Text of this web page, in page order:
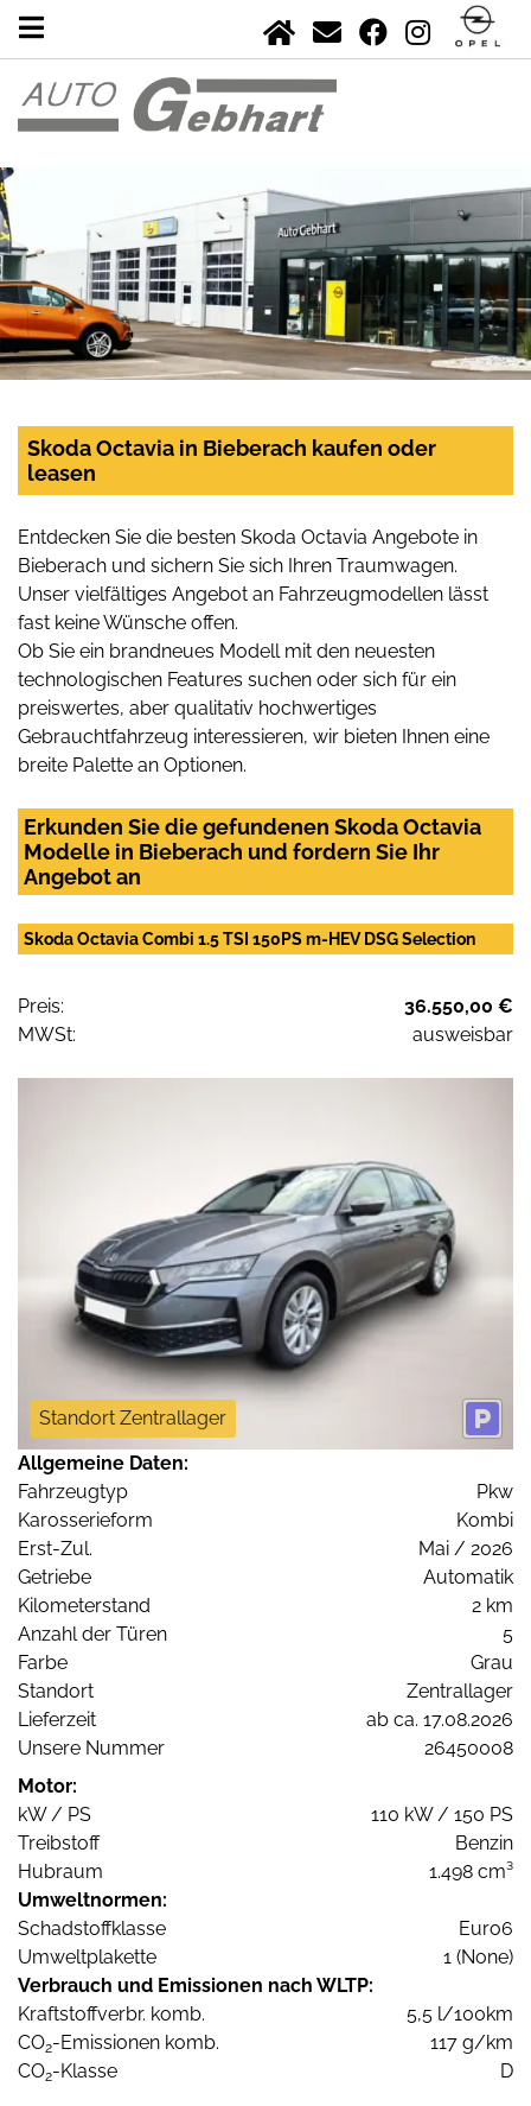
Skoda Octavia in Bieberach kaufen oder
leasen
Entdecken Sie die besten Skoda Octavia Angebote in
Bieberach und sichern Sie sich Ihren Traumwagen.
Unser vielfältiges Angebot an Fahrzeugmodellen lässt
fast keine Wünsche offen.
Ob Sie ein brandneues Modell mit den neuesten
technologischen Features suchen oder sich für ein
preiswertes, aber qualitativ hochwertiges
Gebrauchtfahrzeug interessieren, wir bieten Ihnen eine
breite Palette an Optionen.
Erkunden Sie die gefundenen Skoda Octavia
Modelle in Bieberach und fordern Sie Ihr
Angebot an
Skoda Octavia Combi 1.5 TSI 150PS m-HEV DSG Selection
Preis:
36.550,00 €
MWSt:
ausweisbar
Standort Zentrallager
Allgemeine Daten:
Fahrzeugtyp
Pkw
Karosserieform
Kombi
Erst-Zul.
Mai / 2026
Getriebe
Automatik
Kilometerstand
2 km
Anzahl der Türen
5
Farbe
Grau
Standort
Zentrallager
Lieferzeit
ab ca. 17.08.2026
Unsere Nummer
26450008
Motor:
kW / PS
110 kW / 150 PS
Treibstoff
Benzin
Hubraum
1.498 cm³
Umweltnormen:
Schadstoffklasse
Euro6
Umweltplakette
1 (None)
Verbrauch und Emissionen nach WLTP:
Kraftstoffverbr. komb.
5,5 l/100km
CO2-Emissionen komb.
117 g/km
CO2-Klasse D